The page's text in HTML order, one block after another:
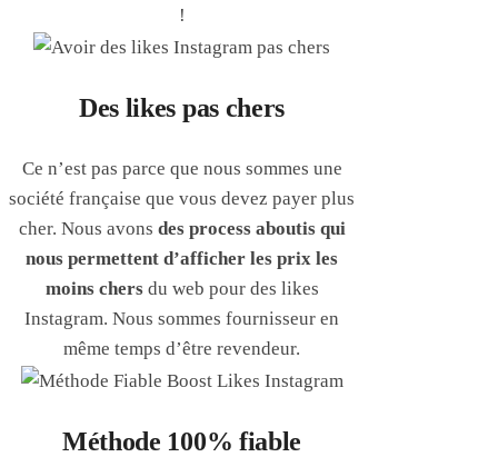
!
Des likes pas chers
Ce n’est pas parce que nous sommes une
société française que vous devez payer plus
cher. Nous avons des process aboutis qui
nous permettent d’afficher les prix les
moins chersdu web pour des likes
Instagram. Nous sommes fournisseur en
même temps d’être revendeur.
Méthode 100% fiable